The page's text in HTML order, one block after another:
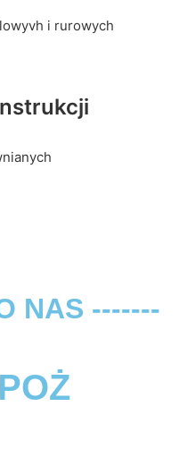
i rurowych
NAS -------